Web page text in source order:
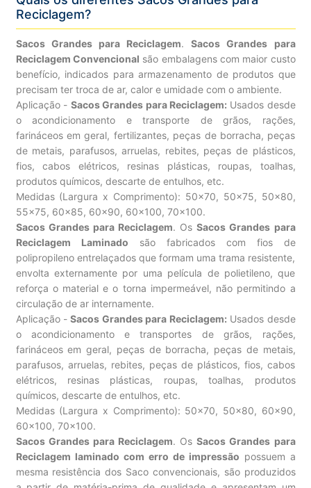
Reciclagem?
Sacos Grandes para Reciclagem.Sacos Grandes para
Reciclagem Convencional são embalagens com maior custo
benefício, indicados para armazenamento de produtos que
precisam ter troca de ar, calor e umidade com o ambiente.
Aplicação - Sacos Grandes para Reciclagem: Usados desde
o acondicionamento e transporte de grãos, rações,
farináceos em geral, fertilizantes, peças de borracha, peças
de metais, parafusos, arruelas, rebites, peças de plásticos,
fios, cabos elétricos, resinas plásticas, roupas, toalhas,
produtos químicos, descarte de entulhos, etc.
Medidas (Largura x Comprimento): 50×70, 50×75, 50×80,
55×75, 60×85, 60×90, 60×100, 70×100.
Sacos Grandes para Reciclagem. OsSacos Grandes para
Reciclagem Laminado são fabricados com fios de
polipropileno entrelaçados que formam uma trama resistente,
envolta externamente por uma película de polietileno, que
reforça o material e o torna impermeável, não permitindo a
circulação de ar internamente.
Aplicação -Sacos Grandes para Reciclagem: Usados desde
o acondicionamento e transportes de grãos, rações,
farináceos em geral, peças de borracha, peças de metais,
parafusos, arruelas, rebites, peças de plásticos, fios, cabos
elétricos, resinas plásticas, roupas, toalhas, produtos
químicos, descarte de entulhos, etc.
Medidas (Largura x Comprimento): 50×70, 50×80, 60×90,
60×100, 70×100.
Sacos Grandes para Reciclagem. OsSacos Grandes para
Reciclagem laminado com erro de impressão possuem a
mesma resistência dos Saco convencionais, são produzidos